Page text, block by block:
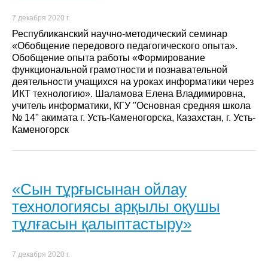
7 декабря 2020 г.
Республиканский научно-методический семинар
«Обобщение передового педагогического опыта».
Обобщение опыта работы «Формирование
функциональной грамотности и познавательной
деятельности учащихся на уроках информатики через
ИКТ технологию». Шаламова Елена Владимировна,
учитель информатики, КГУ "Основная средняя школа
№ 14" акимата г. Усть-Каменогорска, Казахстан, г. Усть-
Каменогорск
«Сын тұрғысынан ойлау
технологиясы арқылы оқушы
тұлғасын қалыптастыру»
7 декабря 2020 г.